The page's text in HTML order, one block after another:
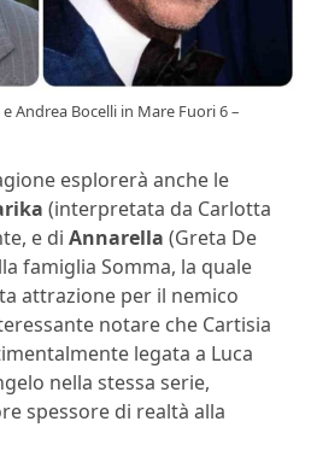
Andrea Bocelli in Mare Fuori 6 –
esplorerà anche le
(interpretata da Carlotta
e di Annarella (Greta De
famiglia Somma, la quale
attrazione per il nemico
notare che Cartisia
legata a Luca
nella stessa serie,
spessore di realtà alla